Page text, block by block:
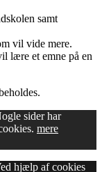
samt
vil vide mere.
lære et emne på en
sider har
mere
hjælp af cookies